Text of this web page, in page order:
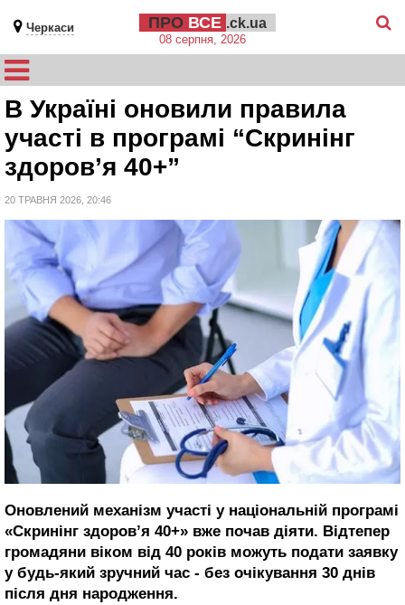
Черкаси ПРО ВСЕ .ck.ua
08 серпня, 2026
В Україні оновили правила
участі в програмі “Скринінг
здоров’я 40+”
20 ТРАВНЯ 2026, 20:46
Оновлений механізм участі у національній програмі
«Скринінг здоров’я 40+» вже почав діяти. Відтепер
громадяни віком від 40 років можуть подати заявку
у будь-який зручний час - без очікування 30 днів
після дня народження.